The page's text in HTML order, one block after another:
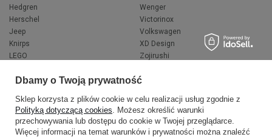
Hedgren
Herschel
Jeep
Knirps
LEGO
National Geographic
Wenger
Victorinox
Volkswagen
XD Design
Zojirushi
VANS
Dbamy o Twoją prywatność
Sklep korzysta z plików cookie w celu realizacji usług zgodnie z
Polityką dotyczącą cookies. Możesz określić warunki
przechowywania lub dostępu do cookie w Twojej przeglądarce.
Więcej informacji na temat warunków i prywatności można znaleźć